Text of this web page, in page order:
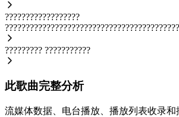
??????????????????
????????? ???????????
此歌曲完整分析
流媒体数据、电台播放、播放列表收录